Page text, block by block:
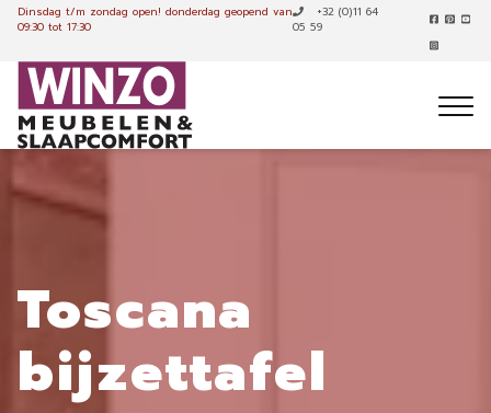
Dinsdag t/m zondag open! donderdag geopend van
09:30 tot 17:30
+32 (0)11 64
05 59
Toscana
bijzettafel